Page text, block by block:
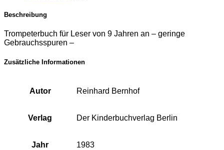
Beschreibung
Trompeterbuch für Leser von 9 Jahren an – geringe
Gebrauchsspuren –
Zusätzliche Informationen
Autor Reinhard Bernhof
Verlag Der Kinderbuchverlag Berlin
Jahr 1983